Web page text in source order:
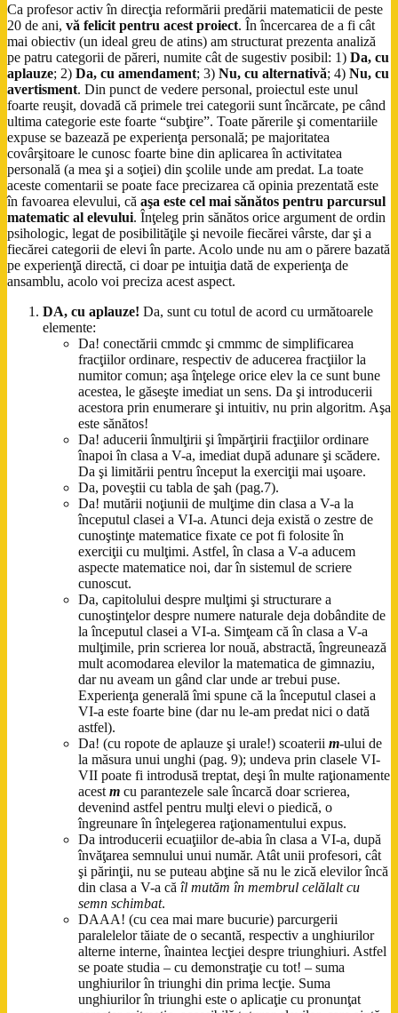
Ca profesor activ în direcţia reformării predării matematicii de peste
20 de ani, vă felicit pentru acest proiect. În încercarea de a fi cât
mai obiectiv (un ideal greu de atins) am structurat prezenta analiză
pe patru categorii de păreri, numite cât de sugestiv posibil: 1) Da, cu
aplauze; 2) Da, cu amendament; 3) Nu, cu alternativă; 4) Nu, cu
avertisment. Din punct de vedere personal, proiectul este unul
foarte reuşit, dovadă că primele trei categorii sunt încărcate, pe când
ultima categorie este foarte “subţire”. Toate părerile şi comentariile
expuse se bazează pe experienţa personală; pe majoritatea
covârşitoare le cunosc foarte bine din aplicarea în activitatea
personală (a mea şi a soţiei) din şcolile unde am predat. La toate
aceste comentarii se poate face precizarea că opinia prezentată este
în favoarea elevului, că aşa este cel mai sănătos pentru parcursul
matematic al elevului. Înţeleg prin sănătos orice argument de ordin
psihologic, legat de posibilităţile şi nevoile fiecărei vârste, dar şi a
fiecărei categorii de elevi în parte. Acolo unde nu am o părere bazată
pe experienţă directă, ci doar pe intuiţia dată de experienţa de
ansamblu, acolo voi preciza acest aspect.
DA, cu aplauze! Da, sunt cu totul de acord cu următoarele
elemente:
Da! conectării cmmdc şi cmmmc de simplificarea
fracţiilor ordinare, respectiv de aducerea fracţiilor la
numitor comun; aşa înţelege orice elev la ce sunt bune
acestea, le găseşte imediat un sens. Da şi introducerii
acestora prin enumerare şi intuitiv, nu prin algoritm. Aşa
este sănătos!
Da! aducerii înmulţirii şi împărţirii fracţiilor ordinare
înapoi în clasa a V-a, imediat după adunare şi scădere.
Da şi limitării pentru început la exerciţii mai uşoare.
Da, poveştii cu tabla de şah (pag.7).
Da! mutării noţiunii de mulţime din clasa a V-a la
începutul clasei a VI-a. Atunci deja există o zestre de
cunoştinţe matematice fixate ce pot fi folosite în
exerciţii cu mulţimi. Astfel, în clasa a V-a aducem
aspecte matematice noi, dar în sistemul de scriere
cunoscut.
Da, capitolului despre mulţimi şi structurare a
cunoştinţelor despre numere naturale deja dobândite de
la începutul clasei a VI-a. Simţeam că în clasa a V-a
mulţimile, prin scrierea lor nouă, abstractă, îngreunează
mult acomodarea elevilor la matematica de gimnaziu,
dar nu aveam un gând clar unde ar trebui puse.
Experienţa generală îmi spune că la începutul clasei a
VI-a este foarte bine (dar nu le-am predat nici o dată
astfel).
Da! (cu ropote de aplauze şi urale!) scoaterii m-ului de
la măsura unui unghi (pag. 9); undeva prin clasele VI-
VII poate fi introdusă treptat, deşi în multe raţionamente
acest m cu parantezele sale încarcă doar scrierea,
devenind astfel pentru mulţi elevi o piedică, o
îngreunare în înţelegerea raţionamentului expus.
Da introducerii ecuaţiilor de-abia în clasa a VI-a, după
învăţarea semnului unui număr. Atât unii profesori, cât
şi părinţii, nu se puteau abţine să nu le zică elevilor încă
din clasa a V-a că îl mutăm în membrul celălalt cu
semn schimbat.
DAAA! (cu cea mai mare bucurie) parcurgerii
paralelelor tăiate de o secantă, respectiv a unghiurilor
alterne interne, înaintea lecţiei despre triunghiuri. Astfel
se poate studia – cu demonstraţie cu tot! – suma
unghiurilor în triunghi din prima lecţie. Suma
unghiurilor în triunghi este o aplicaţie cu pronunţat